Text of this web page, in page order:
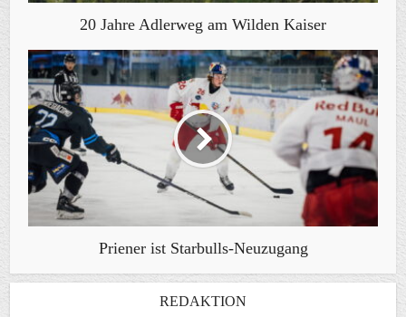
20 Jahre Adlerweg am Wilden Kaiser
Priener ist Starbulls-Neuzugang
REDAKTION